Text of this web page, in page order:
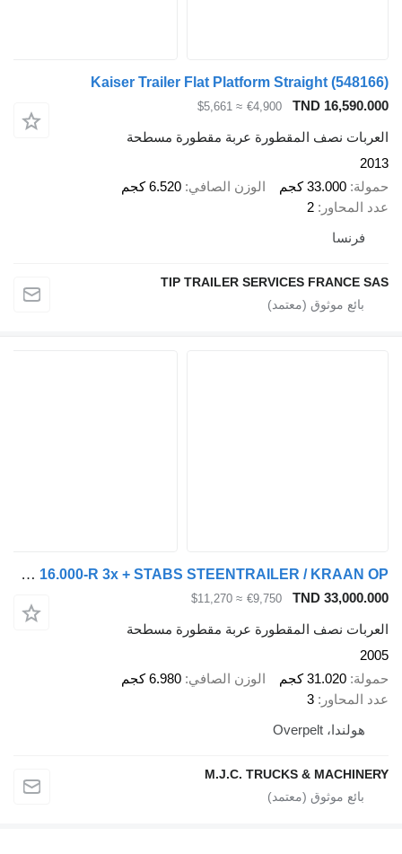
Kaiser Trailer Flat Platform Straight (548166)
TND 16,590.000
€4,900
≈ $5,661
العربات نصف المقطورة عربة مقطورة مسطحة
2013
حمولة 33.000 كجم الوزن الصافي 6.520 كجم
عدد المحاور
2
فرنسا
TIP TRAILER SERVICES FRANCE SAS
Kaiser 3-AXLES SAF + KENNIS 16.000-R 3x + STABS STEENTRAILER / KRAAN OP
TND 33,000.000
€9,750
≈ $11,270
العربات نصف المقطورة عربة مقطورة مسطحة
2005
حمولة 31.020 كجم الوزن الصافي 6.980 كجم
عدد المحاور
3
هولندا، Overpelt
M.J.C. TRUCKS & MACHINERY